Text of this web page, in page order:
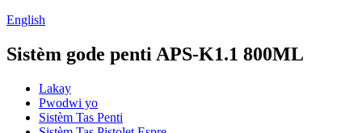
English
Sistèm gode penti APS-K1.1 800ML
Lakay
Pwodwi yo
Sistèm Tas Penti